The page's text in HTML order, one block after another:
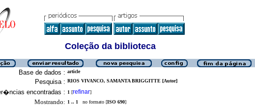
Coleção da biblioteca
Base de dados : article
Pesquisa : RIOS VIVANCO, SAMANTA BRIGGITTE [Autor]
encontradas : 1 [refinar]
Mostrando: 1 .. 1 no formato [ISO 690]